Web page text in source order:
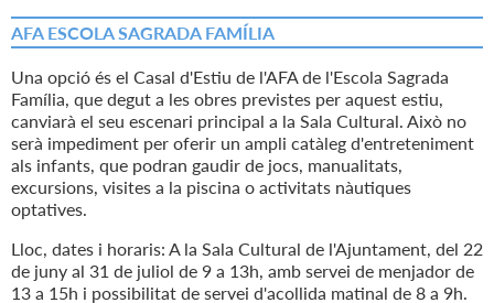
AFA ESCOLA SAGRADA FAMÍLIA
Una opció és el Casal d'Estiu de l'AFA de l'Escola Sagrada
Família, que degut a les obres previstes per aquest estiu,
canviarà el seu escenari principal a la Sala Cultural. Això no
serà impediment per oferir un ampli catàleg d'entreteniment
als infants, que podran gaudir de jocs, manualitats,
excursions, visites a la piscina o activitats nàutiques
optatives.
Lloc, dates i horaris: A la Sala Cultural de l'Ajuntament, del 22
de juny al 31 de juliol de 9 a 13h, amb servei de menjador de
13 a 15h i possibilitat de servei d'acollida matinal de 8 a 9h.